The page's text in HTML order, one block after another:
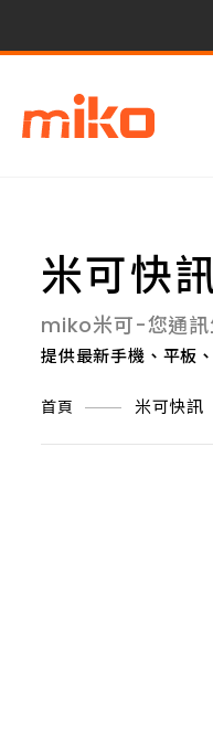
米可快
miko米可-您通訊
提供最新手機、平板
首頁 米可快訊